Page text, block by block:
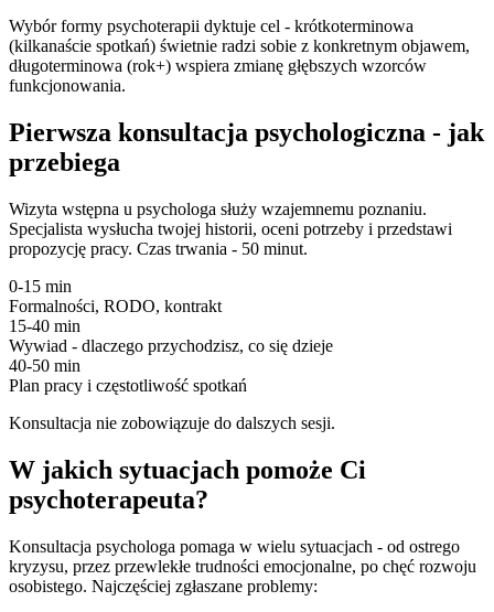
Wybór formy psychoterapii dyktuje cel - krótkoterminowa
(kilkanaście spotkań) świetnie radzi sobie z konkretnym objawem,
długoterminowa (rok+) wspiera zmianę głębszych wzorców
funkcjonowania.
Pierwsza konsultacja psychologiczna - jak
przebiega
Wizyta wstępna u psychologa służy wzajemnemu poznaniu.
Specjalista wysłucha twojej historii, oceni potrzeby i przedstawi
propozycję pracy. Czas trwania - 50 minut.
0-15 min
Formalności, RODO, kontrakt
15-40 min
Wywiad - dlaczego przychodzisz, co się dzieje
40-50 min
Plan pracy i częstotliwość spotkań
Konsultacja nie zobowiązuje do dalszych sesji.
W jakich sytuacjach pomoże Ci
psychoterapeuta?
Konsultacja psychologa pomaga w wielu sytuacjach - od ostrego
kryzysu, przez przewlekłe trudności emocjonalne, po chęć rozwoju
osobistego. Najczęściej zgłaszane problemy: